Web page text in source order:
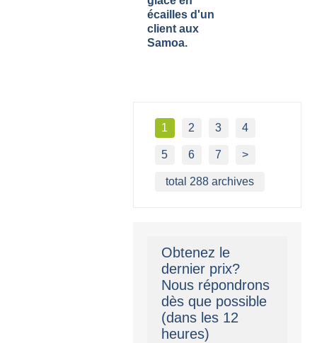
écailles d'un
client aux
Samoa.
1 2 3 4
5 6 7 >
total 288 archives
Obtenez le
dernier prix?
Nous répondrons
dès que possible
(dans les 12
heures)